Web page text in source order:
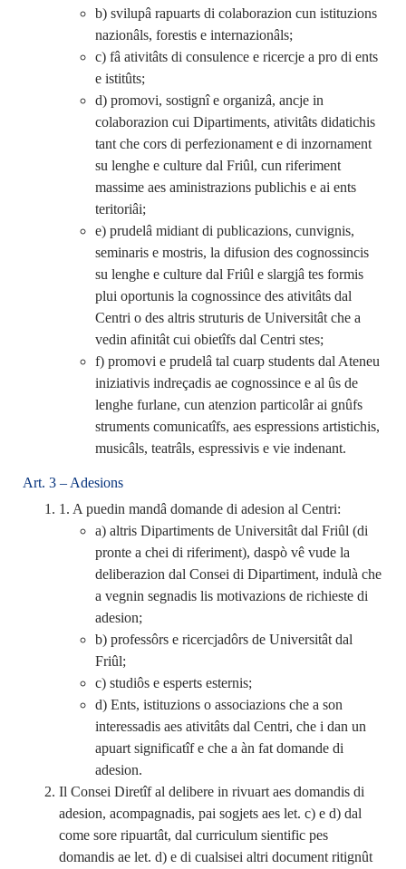
b) svilupâ rapuarts di colaborazion cun istituzions
nazionâls, forestis e internazionâls;
c) fâ ativitâts di consulence e ricercje a pro di ents
e istitûts;
d) promovi, sostignî e organizâ, ancje in
colaborazion cui Dipartiments, ativitâts didatichis
tant che cors di perfezionament e di inzornament
su lenghe e culture dal Friûl, cun riferiment
massime aes aministrazions publichis e ai ents
teritoriâi;
e) prudelâ midiant di publicazions, cunvignis,
seminaris e mostris, la difusion des cognossincis
su lenghe e culture dal Friûl e slargjâ tes formis
plui oportunis la cognossince des ativitâts dal
Centri o des altris struturis de Universitât che a
vedin afinitât cui obietîfs dal Centri stes;
f) promovi e prudelâ tal cuarp students dal Ateneu
iniziativis indreçadis ae cognossince e al ûs de
lenghe furlane, cun atenzion particolâr ai gnûfs
struments comunicatîfs, aes espressions artistichis,
musicâls, teatrâls, espressivis e vie indenant.
Art. 3 – Adesions
1. A puedin mandâ domande di adesion al Centri:
a) altris Dipartiments de Universitât dal Friûl (di
pronte a chei di riferiment), daspò vê vude la
deliberazion dal Consei di Dipartiment, indulà che
a vegnin segnadis lis motivazions de richieste di
adesion;
b) professôrs e ricercjadôrs de Universitât dal
Friûl;
c) studiôs e esperts esternis;
d) Ents, istituzions o associazions che a son
interessadis aes ativitâts dal Centri, che i dan un
apuart significatîf e che a àn fat domande di
adesion.
Il Consei Diretîf al delibere in rivuart aes domandis di
adesion, acompagnadis, pai sogjets aes let. c) e d) dal
come sore ripuartât, dal curriculum sientific pes
domandis ae let. d) e di cualsisei altri document ritignût